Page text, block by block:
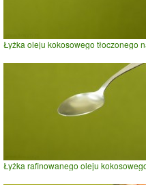
Łyżka oleju kokosowego tłoczonego
Łyżka rafinowanego oleju